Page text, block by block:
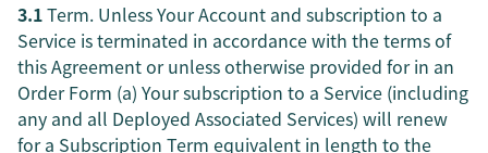
3.1Term. Unless Your Account and subscription to a
Service is terminated in accordance with the terms of
this Agreement or unless otherwise provided for in an
Order Form (a) Your subscription to a Service (including
any and all Deployed Associated Services) will renew
for a Subscription Term equivalent in length to the